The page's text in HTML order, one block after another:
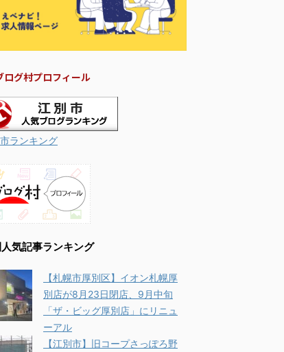
ログ村プロフィール
ランキング
気記事ランキング
【札幌市厚別区】イオン札幌厚
別店が8月23日閉店、9月中旬
「ザ・ビッグ厚別店」にリニュ
ーアル
【江別市】旧コープさっぽろ野